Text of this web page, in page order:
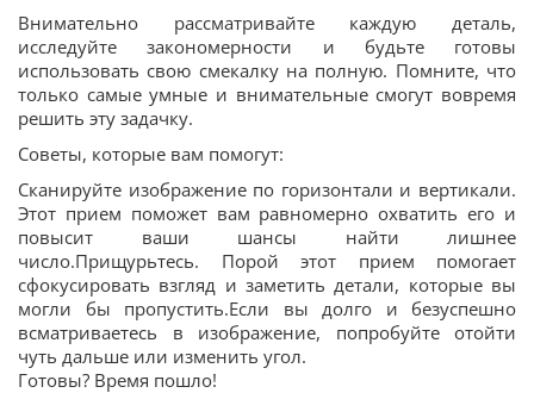
Внимательно рассматривайте каждую деталь,
исследуйте закономерности и будьте готовы
использовать свою смекалку на полную. Помните, что
только самые умные и внимательные смогут вовремя
решить эту задачку.
Советы, которые вам помогут:
Сканируйте изображение по горизонтали и вертикали.
Этот прием поможет вам равномерно охватить его и
повысит ваши шансы найти лишнее
число.Прищурьтесь. Порой этот прием помогает
сфокусировать взгляд и заметить детали, которые вы
могли бы пропустить.Если вы долго и безуспешно
всматриваетесь в изображение, попробуйте отойти
чуть дальше или изменить угол.
Готовы? Время пошло!